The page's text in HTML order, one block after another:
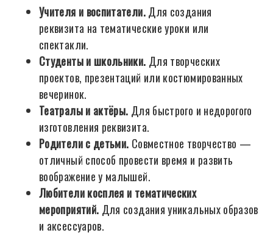
Учителя и воспитатели.Для создания
реквизита на тематические уроки или
спектакли.
Студенты и школьники. Для творческих
проектов, презентаций или костюмированных
вечеринок.
Театралы и актёры. Для быстрого и недорогого
изготовления реквизита.
Родители с детьми. Совместное творчество —
отличный способ провести время и развить
воображение у малышей.
Любители косплея и тематических
мероприятий. Для создания уникальных образов
и аксессуаров.